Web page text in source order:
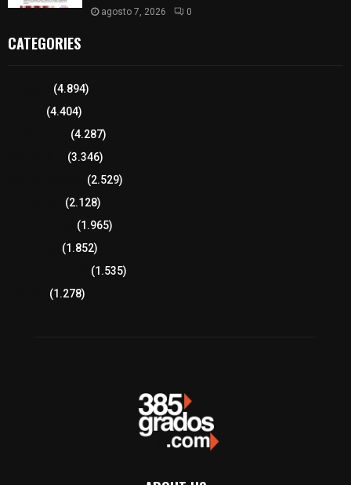
agosto 7, 2026 0
CATEGORIES
(4.894)
(4.404)
(4.287)
(3.346)
(2.529)
(2.128)
(1.965)
(1.852)
(1.535)
(1.278)